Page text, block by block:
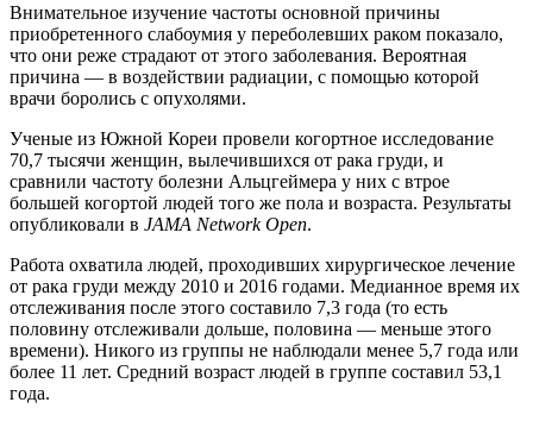
Внимательное изучение частоты основной причины
приобретенного слабоумия у переболевших раком показало,
что они реже страдают от этого заболевания. Вероятная
причина — в воздействии радиации, с помощью которой
врачи боролись с опухолями.
Ученые из Южной Кореи провели когортное исследование
70,7 тысячи женщин, вылечившихся от рака груди, и
сравнили частоту болезни Альцгеймера у них с втрое
большей когортой людей того же пола и возраста. Результаты
опубликовали в JAMA Network Open.
Работа охватила людей, проходивших хирургическое лечение
от рака груди между 2010 и 2016 годами. Медианное время их
отслеживания после этого составило 7,3 года (то есть
половину отслеживали дольше, половина — меньше этого
времени). Никого из группы не наблюдали менее 5,7 года или
более 11 лет. Средний возраст людей в группе составил 53,1
года.